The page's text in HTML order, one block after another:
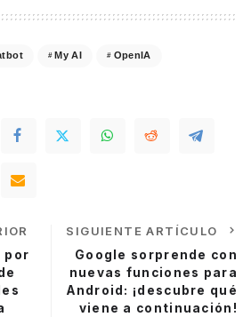
My AI OpenIA
por
SIGUIENTE ARTÍCULO
Google sorprende con
nuevas funciones para
Android: ¡descubre qué
viene a continuación!